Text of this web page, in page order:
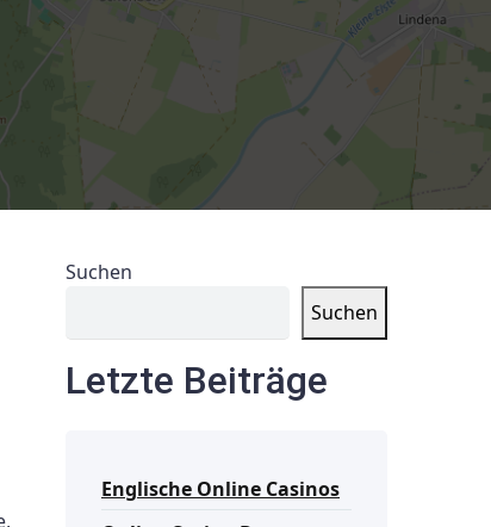
Suchen
Suchen
Letzte Beiträge
Englische Online Casinos